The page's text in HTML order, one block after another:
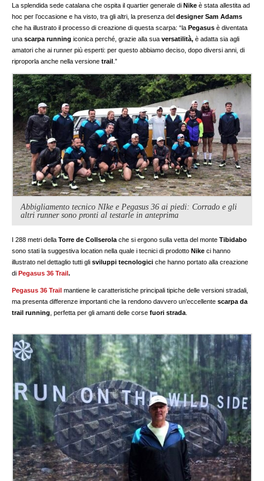
La splendida sede catalana che ospita il quartier generale di Nike è stata allestita ad
hoc per l’occasione e ha visto, tra gli altri, la presenza deldesigner Sam Adams
che ha illustrato il processo di creazione di questa scarpa: “la Pegasus è diventata
unascarpa running iconica perché, grazie alla suaversatilità,è adatta sia agli
amatori che ai runner più esperti: per questo abbiamo deciso, dopo diversi anni, di
riproporla anche nella versionetrail .”
Abbigliamento tecnico NIke e Pegasus 36 ai piedi: Corrado e gli
altri runner sono pronti al testarle in anteprima
I 288 metri dellaTorre de Collserolache si ergono sulla vetta del monteTibidabo
sono stati la suggestiva location nella quale i tecnici di prodotto Nike ci hanno
illustrato nel dettaglio tutti glisviluppi tecnologici che hanno portato alla creazione
di Pegasus 36 Trail.
Pegasus 36 Trail mantiene le caratteristiche principali tipiche delle versioni stradali,
ma presenta differenze importanti che la rendono davvero un’eccellentescarpa da
trail running, perfetta per gli amanti delle corsefuori strada.